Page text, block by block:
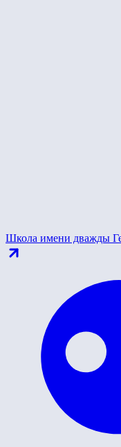
Школа имени дважды